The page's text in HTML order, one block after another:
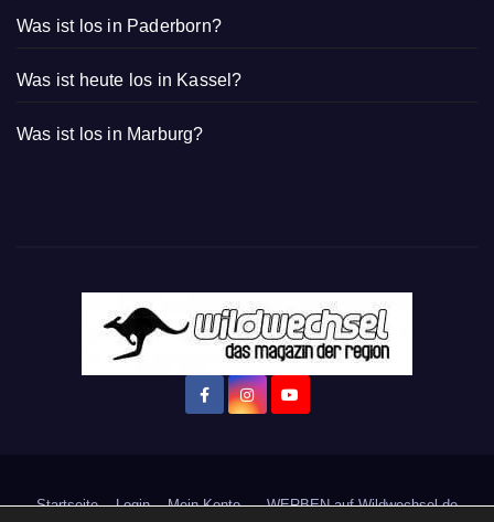
Was ist los in Paderborn?
Was ist heute los in Kassel?
Was ist los in Marburg?
Startseite Login Mein Konto · WERBEN auf Wildwechsel.de